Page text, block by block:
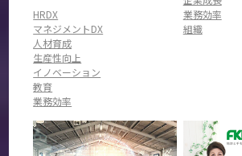
HRDX
マネジメントDX
人材育成
生産性向上
イノベーション
教育
業務効率
業務効率
組織